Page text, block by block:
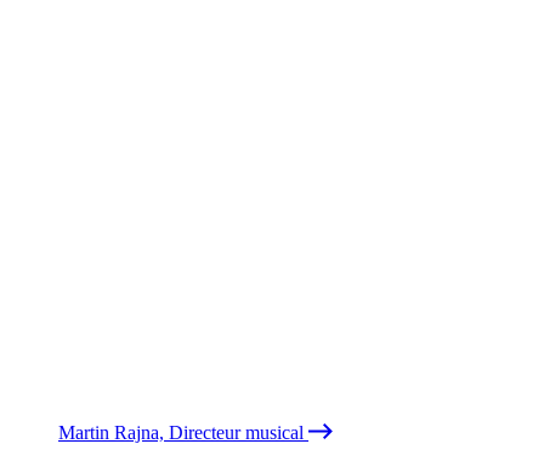
Martin Rajna, Directeur musical